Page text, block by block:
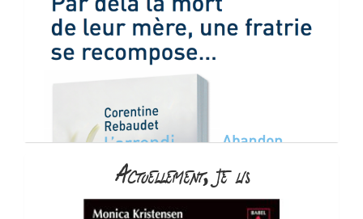
Actuellement, je lis